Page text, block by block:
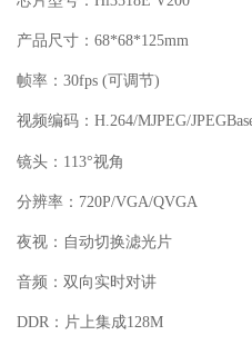
产品尺寸：68*68*125mm
帧率：30fps (可调节)
视频编码：H.264/MJPEG/
镜头：113°视角
分辨率：720P/VGA/QVGA
夜视：自动切换滤光片
音频：双向实时对讲
DDR：片上集成128M